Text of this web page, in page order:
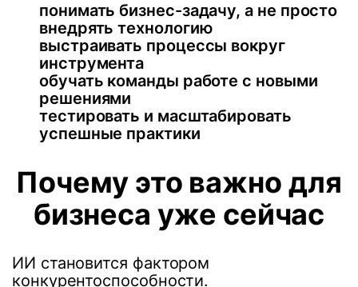
понимать бизнес-задачу, а не просто
внедрять технологию
выстраивать процессы вокруг
инструмента
обучать команды работе с новыми
решениями
тестировать и масштабировать
успешные практики
Почему это важно для
бизнеса уже сейчас
ИИ становится фактором
конкурентоспособности.